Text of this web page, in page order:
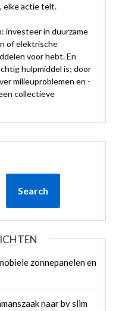
elke actie telt.
investeer in duurzame
of elektrische
voor hebt. En
hulpmiddel is; door
milieuproblemen en -
collectieve
Search
zonnepanelen en
naar bv slim